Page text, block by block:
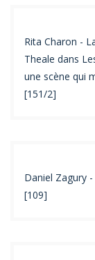
Rita Charon -
Theale dans
une scène qui
[151/2]
Daniel Zagury
[109]